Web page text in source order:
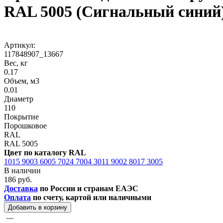
RAL 5005 (Сигнальный
Артикул:
117848907_13667
Вес, кг
0.17
Объем, м3
0.01
Диаметр
110
Покрытие
Порошковое
RAL
RAL 5005
Цвет по каталогу RAL
1015 9003 6005 7024 7004 3011 9002 8017 3005
В наличии
186 руб.
Доставка по России и странам ЕАЭС
Оплата по счету, картой или наличными
Добавить в корзину